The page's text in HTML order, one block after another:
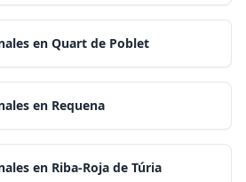
en Quart de Poblet
en Requena
en Riba-Roja de Túria